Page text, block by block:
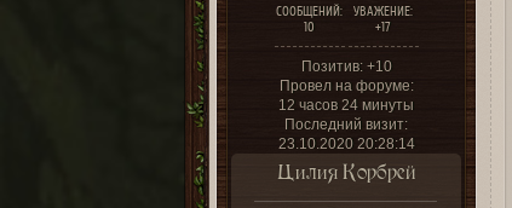
СООБЩЕНИЙ:
10
УВАЖЕНИЕ:
+17
Позитив: +10
Провел на форуме:
12 часов 24 минуты
Последний визит:
23.10.2020 20:28:14
Цилия Корбрей